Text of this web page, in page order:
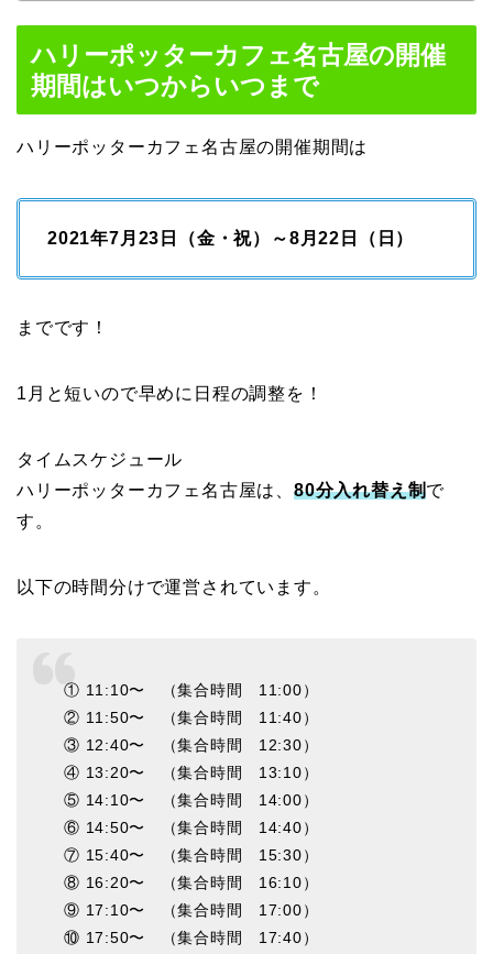
ハリーポッターカフェ名古屋の開催
期間はいつからいつまで
ハリーポッターカフェ名古屋の開催期間は
2021年7月23日（金・祝）～8月22日（日）
までです！
1月と短いので早めに日程の調整を！
タイムスケジュール
ハリーポッターカフェ名古屋は、 80分入れ替え制で
す。
以下の時間分けで運営されています。
① 11:10〜 （集合時間 11:00）
② 11:50〜 （集合時間 11:40）
③ 12:40〜 （集合時間 12:30）
④ 13:20〜 （集合時間 13:10）
⑤ 14:10〜 （集合時間 14:00）
⑥ 14:50〜 （集合時間 14:40）
⑦ 15:40〜 （集合時間 15:30）
⑧ 16:20〜 （集合時間 16:10）
⑨ 17:10〜 （集合時間 17:00）
⑩ 17:50〜 （集合時間 17:40）